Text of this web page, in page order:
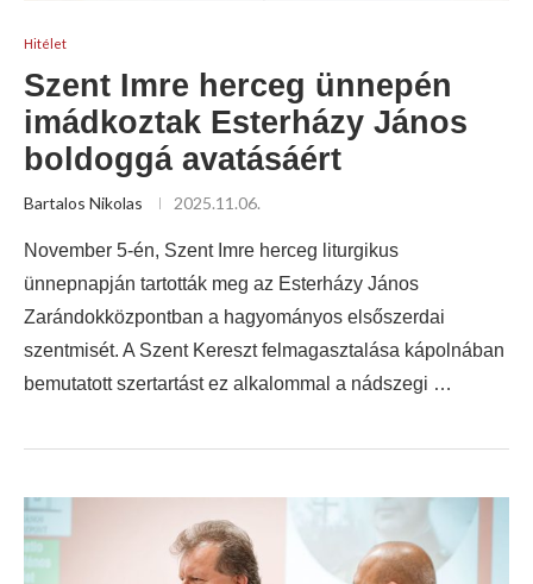
Hitélet
Szent Imre herceg ünnepén
imádkoztak Esterházy János
boldoggá avatásáért
Bartalos Nikolas 2025.11.06.
November 5-én, Szent Imre herceg liturgikus
ünnepnapján tartották meg az Esterházy János
Zarándokközpontban a hagyományos elsőszerdai
szentmisét. A Szent Kereszt felmagasztalása kápolnában
bemutatott szertartást ez alkalommal a nádszegi …